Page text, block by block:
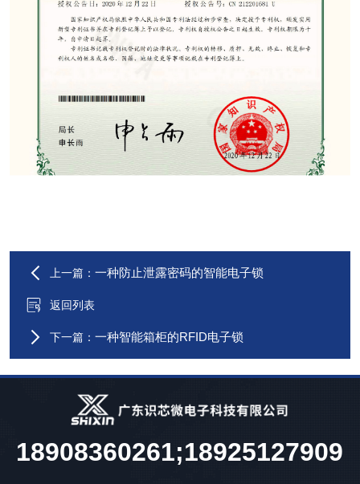
上一篇： 一种防止泄露密码的智能电子锁
返回列表
下一篇： 一种智能箱柜的RFID电子锁
18908360261;18925127909